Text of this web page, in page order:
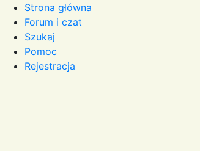
Strona główna
Forum i czat
Szukaj
Pomoc
Rejestracja